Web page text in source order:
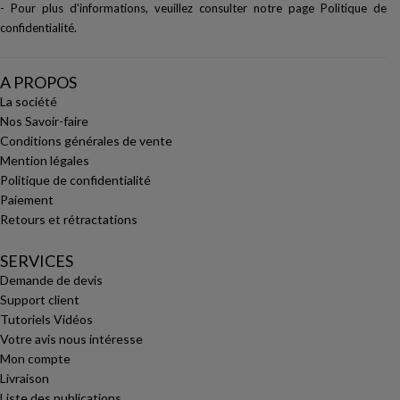
- Pour plus d'informations, veuillez consulter notre page Politique de
confidentialité.
A PROPOS
La société
Nos Savoir-faire
Conditions générales de vente
Mention légales
Politique de confidentialité
Paiement
Retours et rétractations
SERVICES
Demande de devis
Support client
Tutoriels Vidéos
Votre avis nous intéresse
Mon compte
Livraison